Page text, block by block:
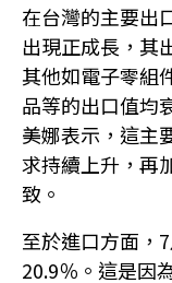
在台灣的主要出
出現正成長，其
其他如電子零組
品等的出口值均
美娜表示，這主
求持續上升，再
致。
至於進口方面，
20.9％。這是因